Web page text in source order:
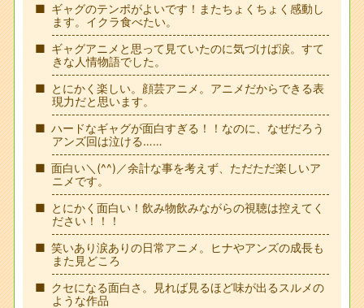
ギャグのテンポがよいです！またちょくちょく感動し
ます。イクラ食べたい。
ギャグアニメと思って見ていたのに気づけば涙。すて
きな人情物語でした。
とにかく楽しい。顔芸アニメ。アニメだからできる表
現力だと思います。
ハードなギャグが面白すぎる！！なのに、なぜだろう
アンズ回は泣ける……
面白い＼(^^)／余計な事を考えず、ただただ楽しいア
ニメです。
とにかく面白い！飲み物飲みながらの視聴は控えてく
ださい！！！
笑いあり涙ありの日常アニメ。ヒナやアンズの成長も
また見どころ
クセになる面白さ。見れば見るほど味が出るスルメの
ような作品